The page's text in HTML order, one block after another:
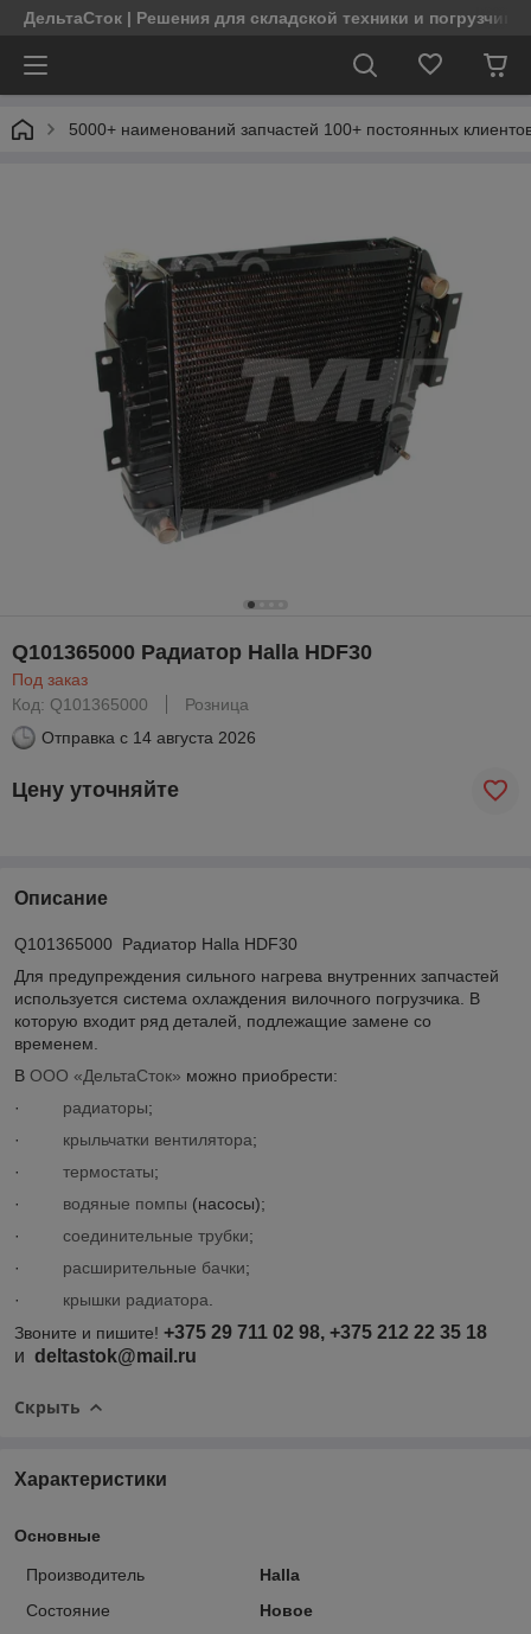
ДельтаСток | Решения для складской техники и
5000+ наименований запчастей 100+ постоянных
Q101365000 Радиатор Halla HDF30
Под заказ
Код: Q101365000
Розница
Отправка с 14 августа 2026
Цену уточняйте
Описание
Q101365000 Радиатор Halla HDF30
Для предупреждения сильного нагрева внутренних запчастей
используется система охлаждения вилочного погрузчика. В
которую входит ряд деталей, подлежащие замене со
временем.
В ООО «ДельтаСток» можно приобрести:
· радиаторы;
· крыльчатки вентилятора;
· термостаты;
·
водяные помпы (насосы);
· соединительные трубки;
· расширительные бачки;
·
крышки радиатора
Звоните и пишите! +375 29 711 02 98, +375 212 22 35 18
и deltastok@mail.ru
Скрыть
Характеристики
Основные
Производитель
Halla
Состояние
Новое